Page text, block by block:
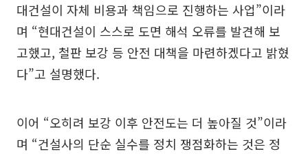
대건설이 자체 비용과 책임으로 진행하는 사업”이라
며 “현대건설이 스스로 도면 해석 오류를 발견해 보
고했고, 철판 보강 등 안전 대책을 마련하겠다고 밝혔
다”고 설명했다.
이어 “오히려 보강 이후 안전도는 더 높아질 것”이라
며 “건설사의 단순 실수를 정치 쟁점화하는 것은 정